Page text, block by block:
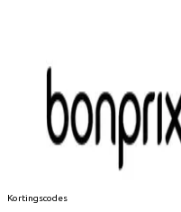
Kortingscodes